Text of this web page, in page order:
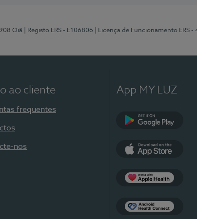
Oiã | Registo ERS - E106806 | Licença de Funcionamento ERS -
ao cliente
frequentes
nos
App MY LUZ